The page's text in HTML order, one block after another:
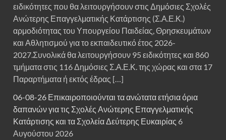
ειδικότητες που θα λειτουργήσουν στις Δημόσιες Σχολές
Ανώτερης Επαγγελματικής Κατάρτισης (Σ.Α.Ε.Κ.)
αρμοδιότητας του Υπουργείου Παιδείας, Θρησκευμάτων
και Αθλητισμού για το εκπαιδευτικό έτος 2026-
2027.Συνολικά θα λειτουργήσουν 95 ειδικότητες και 860
τμήματα στις 116 Δημόσιες Σ.Α.Ε.Κ. της χώρας και στα 17
Παραρτήματα ή εκτός έδρας […]
06-08-26 Επικαιροποιούνται τα ανώτατα ετήσια όρια
δαπανών για τις Σχολές Ανώτερης Επαγγελματικής
Κατάρτισης και τα Σχολεία Δεύτερης Ευκαιρίας 6
Αυγούστου 2026